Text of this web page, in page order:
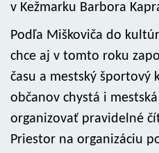
v Kežmarku Barbora
Podľa Miškoviča do
chce aj v tomto roku
času a mestský športový
občanov chystá i
organizovať pravidelné
Priestor na organizáciu